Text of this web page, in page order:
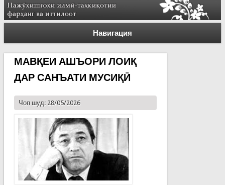
Навигация
МАВҚЕИ АШЪОРИ ЛОИҚ
ДАР САНЪАТИ МУСИҚӢ
Чоп шуд: 28/05/2026